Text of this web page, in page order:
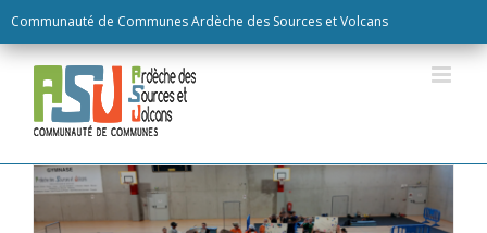
Communauté de Communes Ardèche des Sources et Volcans
to
content